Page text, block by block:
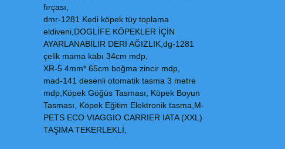
fırçası,
dmr-1281 Kedi köpek tüy toplama
eldiveni,DOGLİFE KÖPEKLER İÇİN
AYARLANABİLİR DERİ AĞIZLIK,dg-1281
çelik mama kabı 34cm mdp,
XR-5 4mm* 65cm boğma zincir mdp,
mad-141 desenli otomatik tasma 3 metre
mdp,Köpek Göğüs Tasması, Köpek Boyun
Tasması, Köpek Eğitim Elektronik tasma,M-
PETS ECO VIAGGIO CARRIER IATA (XXL)
TAŞIMA TEKERLEKLİ,